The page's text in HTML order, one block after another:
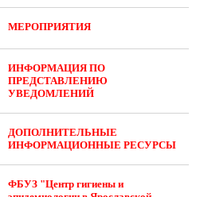
МЕРОПРИЯТИЯ
ИНФОРМАЦИЯ ПО
ПРЕДСТАВЛЕНИЮ
УВЕДОМЛЕНИЙ
ДОПОЛНИТЕЛЬНЫЕ
ИНФОРМАЦИОННЫЕ РЕСУРСЫ
ФБУЗ "Центр гигиены и